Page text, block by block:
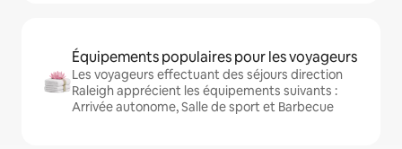
Équipements populaires pour les voyageurs
Les voyageurs effectuant des séjours direction
Raleigh apprécient les équipements suivants :
Arrivée autonome, Salle de sport et Barbecue